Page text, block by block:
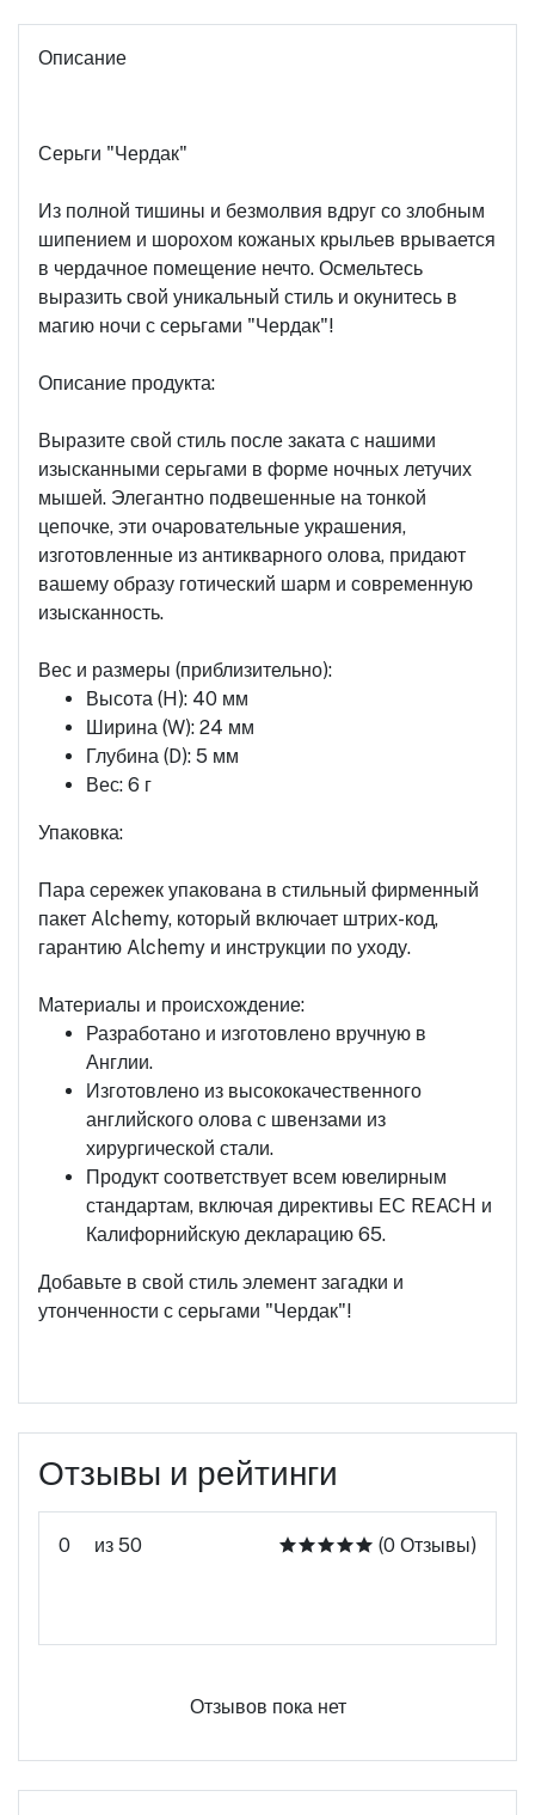
Описание
Серьги "Чердак"
Из полной тишины и безмолвия вдруг со злобным
шипением и шорохом кожаных крыльев врывается
в чердачное помещение нечто. Осмельтесь
выразить свой уникальный стиль и окунитесь в
магию ночи с серьгами "Чердак"!
Описание продукта:
Выразите свой стиль после заката с нашими
изысканными серьгами в форме ночных летучих
мышей. Элегантно подвешенные на тонкой
цепочке, эти очаровательные украшения,
изготовленные из антикварного олова, придают
вашему образу готический шарм и современную
изысканность.
Вес и размеры (приблизительно):
Высота (H): 40 мм
Ширина (W): 24 мм
Глубина (D): 5 мм
Вес: 6 г
Упаковка:
Пара сережек упакована в стильный фирменный
пакет Alchemy, который включает штрих-код,
гарантию Alchemy и инструкции по уходу.
Материалы и происхождение:
Разработано и изготовлено вручную в
Англии.
Изготовлено из высококачественного
английского олова с швензами из
хирургической стали.
Продукт соответствует всем ювелирным
стандартам, включая директивы ЕС REACH и
Калифорнийскую декларацию 65.
Добавьте в свой стиль элемент загадки и
утонченности с серьгами "Чердак"!
Отзывы и рейтинги
0 из 50 (0 Отзывы)
Отзывов пока нет